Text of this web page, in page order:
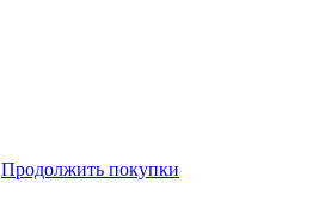
Продолжить покупки